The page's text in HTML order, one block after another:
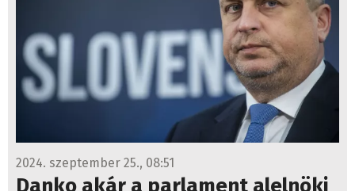
2024. szeptember 25., 08:51